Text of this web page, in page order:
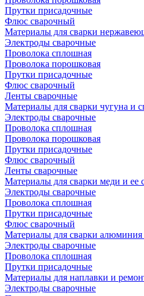
Прутки присадочные
Флюс сварочный
Материалы для сварки
Электроды сварочные
Проволока сплошная
Проволока порошковая
Прутки присадочные
Флюс сварочный
Ленты сварочные
Материалы для сварки чугуна и
Электроды сварочные
Проволока сплошная
Проволока порошковая
Прутки присадочные
Флюс сварочный
Ленты сварочные
Материалы для сварки меди и ее
Электроды сварочные
Проволока сплошная
Прутки присадочные
Флюс сварочный
Материалы для сварки алюминия
Электроды сварочные
Проволока сплошная
Прутки присадочные
Материалы для наплавки и
Электроды сварочные